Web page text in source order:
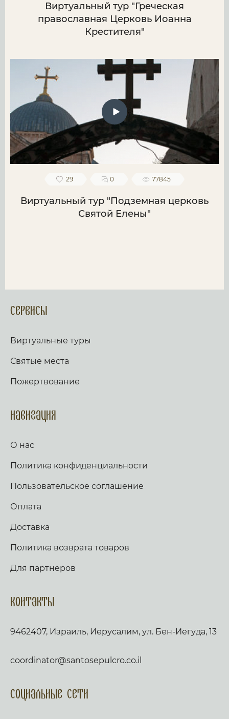
Виртуальный тур "Греческая
православная Церковь Иоанна
Крестителя"
29 0 77845
Виртуальный тур "Подземная церковь
Святой Елены"
Сервисы
Виртуальные туры
Святые места
Пожертвование
Навигация
О нас
Политика конфиденциальности
Пользовательское соглашение
Оплата
Доставка
Политика возврата товаров
Для партнеров
Контакты
9462407, Израиль, Иерусалим, ул. Бен-Иегуда, 13
coordinator@santosepulcro.co.il
Социальные сети